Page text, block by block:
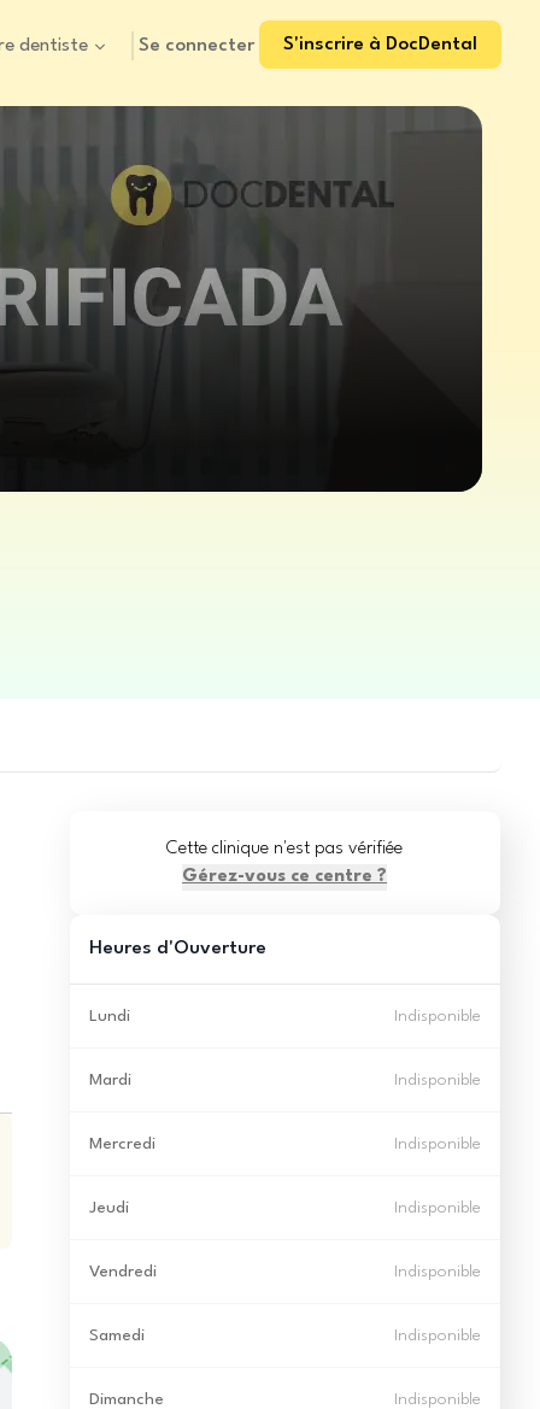
dentiste Se connecter S'inscrire à DocDental
Cette clinique n'est pas vérifiée
Gérez-vous ce centre ?
Heures d'Ouverture
Lundi Indisponible
Mardi Indisponible
Mercredi Indisponible
Jeudi Indisponible
Vendredi Indisponible
Samedi Indisponible
Dimanche Indisponible